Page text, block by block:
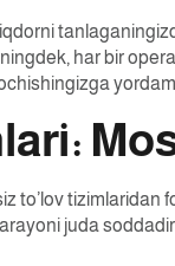
har bir
to’lov
juda